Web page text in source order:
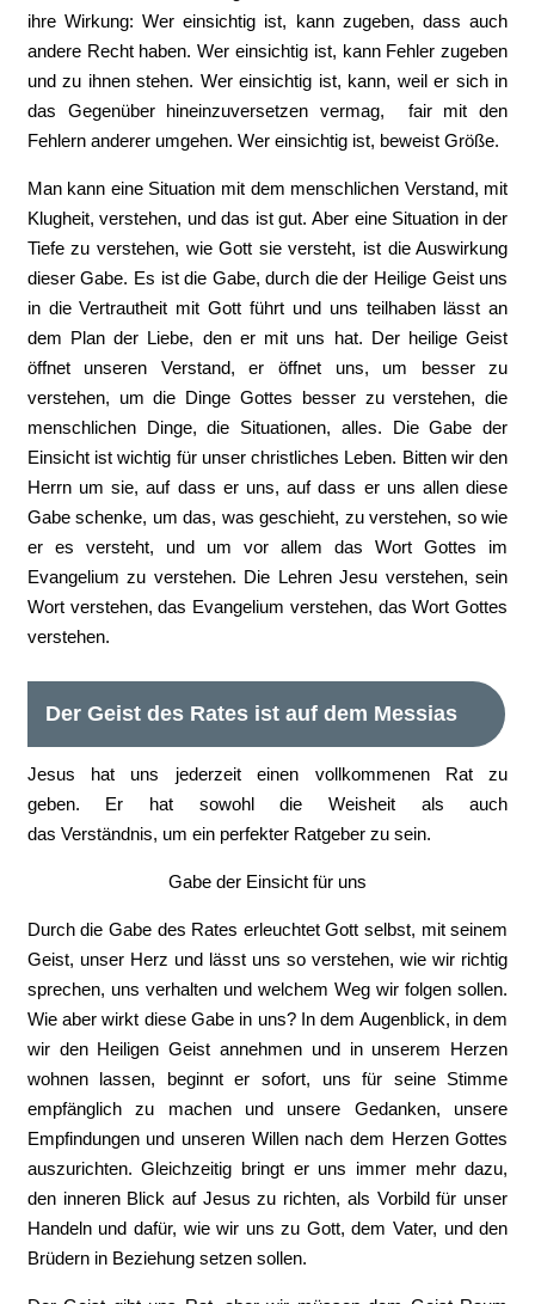
ihre Wirkung: Wer einsichtig ist, kann zugeben, dass auch
andere Recht haben. Wer einsichtig ist, kann Fehler zugeben
und zu ihnen stehen. Wer einsichtig ist, kann, weil er sich in
das Gegenüber hineinzuversetzen vermag, fair mit den
Fehlern anderer umgehen. Wer einsichtig ist, beweist Größe.
Man kann eine Situation mit dem menschlichen Verstand, mit
Klugheit, verstehen, und das ist gut. Aber eine Situation in der
Tiefe zu verstehen, wie Gott sie versteht, ist die Auswirkung
dieser Gabe. Es ist die Gabe, durch die der Heilige Geist uns
in die Vertrautheit mit Gott führt und uns teilhaben lässt an
dem Plan der Liebe, den er mit uns hat. Der heilige Geist
öffnet unseren Verstand, er öffnet uns, um besser zu
verstehen, um die Dinge Gottes besser zu verstehen, die
menschlichen Dinge, die Situationen, alles. Die Gabe der
Einsicht ist wichtig für unser christliches Leben. Bitten wir den
Herrn um sie, auf dass er uns, auf dass er uns allen diese
Gabe schenke, um das, was geschieht, zu verstehen, so wie
er es versteht, und um vor allem das Wort Gottes im
Evangelium zu verstehen. Die Lehren Jesu verstehen, sein
Wort verstehen, das Evangelium verstehen, das Wort Gottes
verstehen.
Der Geist des Rates ist auf dem Messias
Jesus hat uns jederzeit einen vollkommenen Rat zu
geben. Er hat sowohl die Weisheit als auch
das Verständnis, um ein perfekter Ratgeber zu sein.
Gabe der Einsicht für uns
Durch die Gabe des Rates erleuchtet Gott selbst, mit seinem
Geist, unser Herz und lässt uns so verstehen, wie wir richtig
sprechen, uns verhalten und welchem Weg wir folgen sollen.
Wie aber wirkt diese Gabe in uns? In dem Augenblick, in dem
wir den Heiligen Geist annehmen und in unserem Herzen
wohnen lassen, beginnt er sofort, uns für seine Stimme
empfänglich zu machen und unsere Gedanken, unsere
Empfindungen und unseren Willen nach dem Herzen Gottes
auszurichten. Gleichzeitig bringt er uns immer mehr dazu,
den inneren Blick auf Jesus zu richten, als Vorbild für unser
Handeln und dafür, wie wir uns zu Gott, dem Vater, und den
Brüdern in Beziehung setzen sollen.